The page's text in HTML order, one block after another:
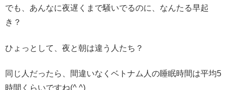
でも、あんなに夜遅くまで騒いでるのに、なんたる早起
き？
ひょっとして、夜と朝は違う人たち？
同じ人だったら、間違いなくベトナム人の睡眠時間は平均5
時間くらいですね(^ ^)